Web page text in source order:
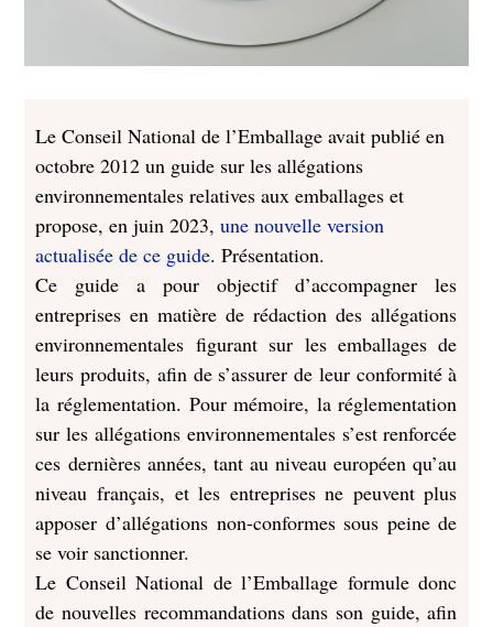
Le Conseil National de l’Emballage avait publié en
octobre 2012 un guide sur les allégations
environnementales relatives aux emballages et
propose, en juin 2023,une nouvelle version
actualisée de ce guide. Présentation.
Ce guide a pour objectif d’accompagner les
entreprises en matière de rédaction des allégations
environnementales figurant sur les emballages de
leurs produits, afin de s’assurer de leur conformité à
la réglementation. Pour mémoire, la réglementation
sur les allégations environnementales s’est renforcée
ces dernières années, tant au niveau européen qu’au
niveau français, et les entreprises ne peuvent plus
apposer d’allégations non-conformes sous peine de
se voir sanctionner.
Le Conseil National de l’Emballage formule donc
de nouvelles recommandations dans son guide, afin